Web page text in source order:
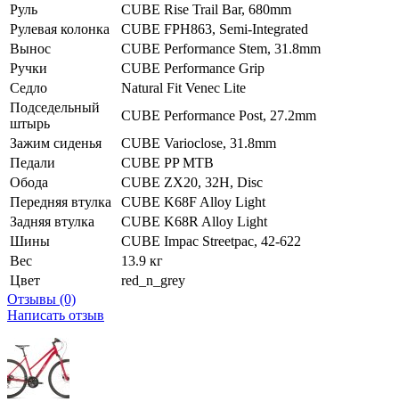
Руль
CUBE Rise Trail Bar, 680mm
Рулевая колонка
CUBE FPH863, Semi-Integrated
Вынос
CUBE Performance Stem, 31.8mm
Ручки
CUBE Performance Grip
Седло
Natural Fit Venec Lite
Подседельный
штырь
CUBE Performance Post, 27.2mm
Зажим сиденья
CUBE Varioclose, 31.8mm
Педали
CUBE PP MTB
Обода
CUBE ZX20, 32H, Disc
Передняя втулка
CUBE K68F Alloy Light
Задняя втулка
CUBE K68R Alloy Light
Шины
CUBE Impac Streetpac, 42-622
Вес
13.9 кг
Цвет
red_n_grey
Отзывы (0)
Написать отзыв